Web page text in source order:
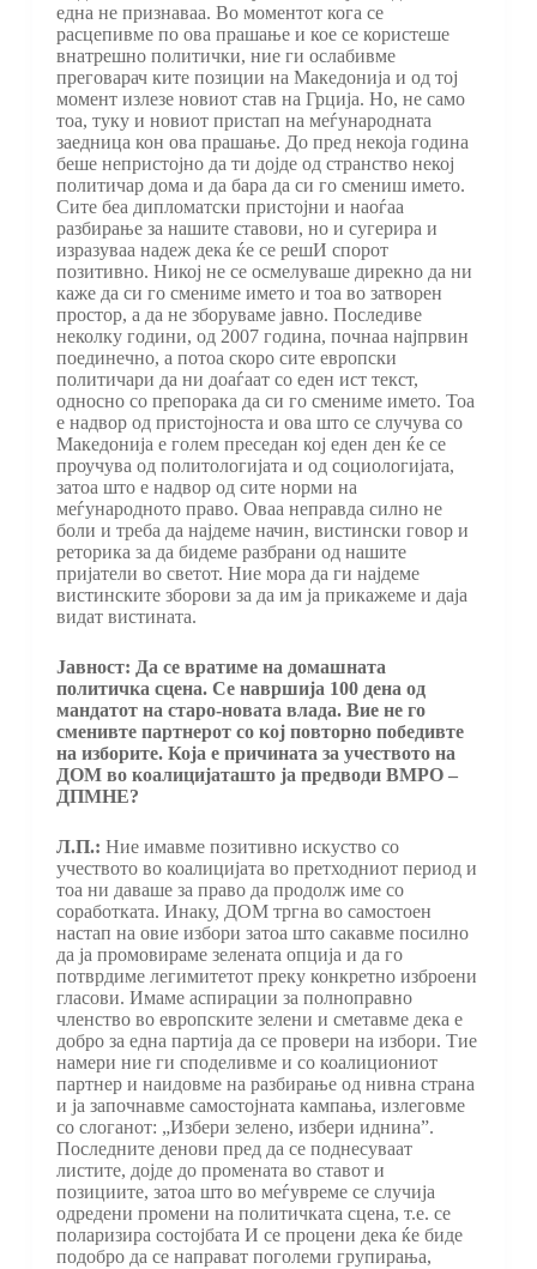
една не признаваа. Во моментот кога се
расцепивме по ова прашање и кое се користеше
внатрешно политички, ние ги ослабивме
преговарач ките позиции на Македонија и од тој
момент излезе новиот став на Грција. Но, не само
тоа, туку и новиот пристап на меѓународната
заедница кон ова прашање. До пред некоја година
беше непристојно да ти дојде од странство некој
политичар дома и да бара да си го смениш името.
Сите беа дипломатски пристојни и наоѓаа
разбирање за нашите ставови, но и сугерира и
изразуваа надеж дека ќе се решИ спорот
позитивно. Никој не се осмелуваше дирекно да ни
каже да си го смениме името и тоа во затворен
простор, а да не зборуваме јавно. Последиве
неколку години, од 2007 година, почнаа најпрвин
поединечно, а потоа скоро сите европски
политичари да ни доаѓаат со еден ист текст,
односно со препорака да си го смениме името. Тоа
е надвор од пристојноста и ова што се случува со
Македонија е голем преседан кој еден ден ќе се
проучува од политологијата и од социологијата,
затоа што е надвор од сите норми на
меѓународното право. Оваа неправда силно не
боли и треба да најдеме начин, вистински говор и
реторика за да бидеме разбрани од нашите
пријатели во светот. Ние мора да ги најдеме
вистинските зборови за да им ја прикажеме и даја
видат вистината.
Јавност: Да се вратиме на домашната
политичка сцена. Се навршија 100 дена од
мандатот на старо-новата влада. Вие не го
сменивте партнерот со кој повторно победивте
на изборите. Која е причината за учеството на
ДОМ во коалицијаташто ја предводи ВМРО –
ДПМНЕ?
Л.П.: Ние имавме позитивно искуство со
учеството во коалицијата во претходниот период и
тоа ни даваше за право да продолж име со
соработката. Инаку, ДОМ тргна во самостоен
настап на овие избори затоа што сакавме посилно
да ја промовираме зелената опција и да го
потврдиме легимитетот преку конкретно изброени
гласови. Имаме аспирации за полноправно
членство во европските зелени и сметавме дека е
добро за една партија да се провери на избори. Тие
намери ние ги споделивме и со коалициониот
партнер и наидовме на разбирање од нивна страна
и ја започнавме самостојната кампања, излеговме
со слоганот: „Избери зелено, избери иднина”.
Последните денови пред да се поднесуваат
листите, дојде до промената во ставот и
позициите, затоа што во меѓувреме се случија
одредени промени на политичката сцена, т.е. се
поларизира состојбата И се процени дека ќе биде
подобро да се направат поголеми групирања,